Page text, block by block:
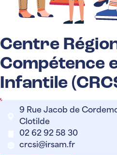
Centre
Compétence
Infantile
9 Rue Jacob de
Clotilde
02 62 92 58 30
crcsi@irsam.fr